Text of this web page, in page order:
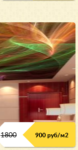
1800 900 руб/м2